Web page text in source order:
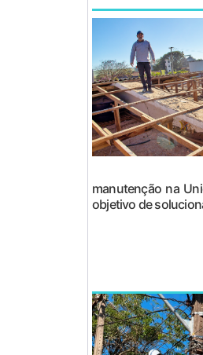
manutenção na
objetivo de